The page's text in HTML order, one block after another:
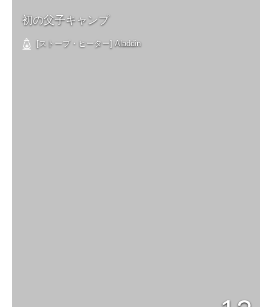
初の父子キャンプ
[ストーブ・ヒーター] Aladdin